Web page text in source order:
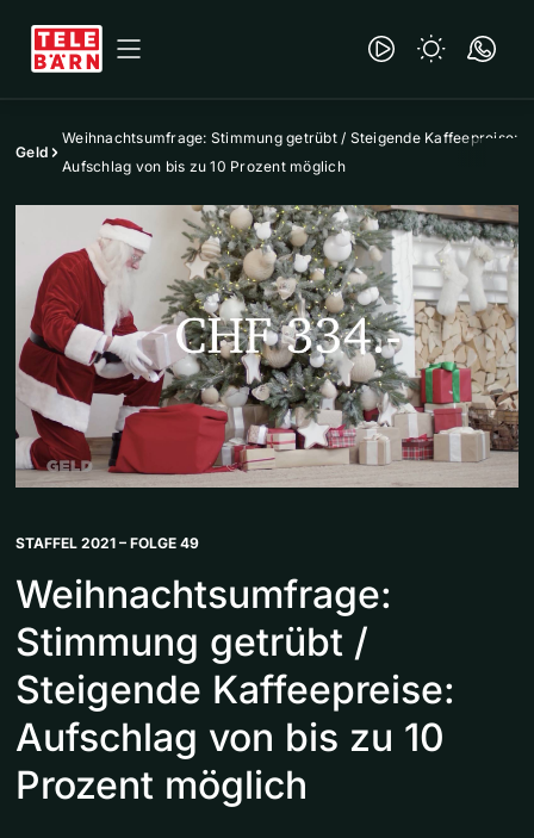
Geld
Weihnachtsumfrage: Stimmung getrübt / Steigende Kaffeepreise:
Aufschlag von bis zu 10 Prozent möglich
STAFFEL 2021 – FOLGE 49
Weihnachtsumfrage:
Stimmung getrübt /
Steigende Kaffeepreise:
Aufschlag von bis zu 10
Prozent möglich